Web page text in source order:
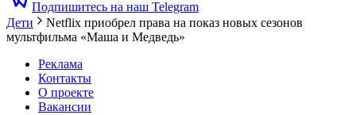
Подпишитесь на наш Telegram
Дети
Netflix приобрел права на показ новых сезонов
мультфильма «Маша и Медведь»
Реклама
Контакты
О проекте
Вакансии